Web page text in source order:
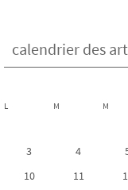
calendrier des
L M M
3
4
10
11